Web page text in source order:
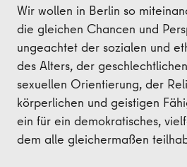
Wir wollen in Berlin so
die gleichen Chancen und
ungeachtet der sozialen und
des Alters, der
sexuellen Orientierung, der
körperlichen und geistigen
ein für ein demokratisches,
dem alle gleichermaßen